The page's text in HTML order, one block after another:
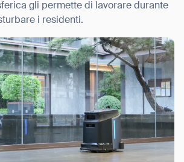
gli permette di lavorare durante
i residenti.
for filling out the
form
BACK